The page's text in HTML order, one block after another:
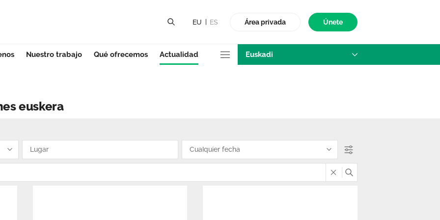
EU
ES Área privada Únete
Nuestro trabajo Qué ofrecemos Actualidad Euskadi
euskera